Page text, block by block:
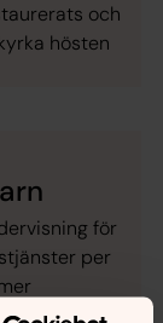
och
hösten
för
per
Åse